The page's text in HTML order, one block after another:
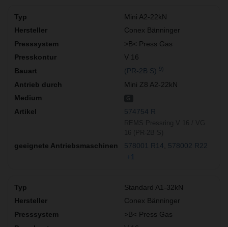
Mini A2-22kN
Conex Bänninger
>B< Press Gas
V 16
(PR-2B S)
9)
Mini Z8 A2-22kN
574754 R
578001 R14
578002 R22
+1
Standard A1-32kN
Conex Bänninger
>B< Press Gas